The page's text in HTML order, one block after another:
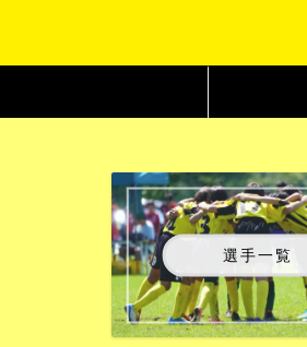
選手一覧